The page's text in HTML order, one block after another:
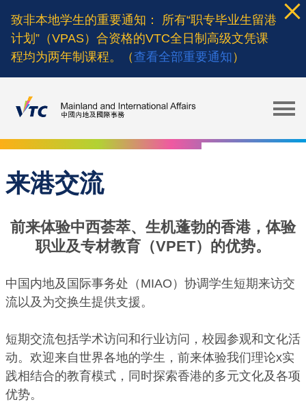
main
content
致非本地学生的重要通知： 所有“职专毕业生留港
计划”（VPAS）合资格的VTC全日制高级文凭课
程均为两年制课程。（ 查看全部重要通知 ）
来港交流
前来体验中西荟萃、生机蓬勃的香港，体验
职业及专材教育（VPET）的优势。
中国内地及国际事务处（MIAO）协调学生短期来访交
流以及为交换生提供支援。
短期交流包括学术访问和行业访问，校园参观和文化活
动。欢迎来自世界各地的学生，前来体验我们理论x实
践相结合的教育模式，同时探索香港的多元文化及各项
优势。